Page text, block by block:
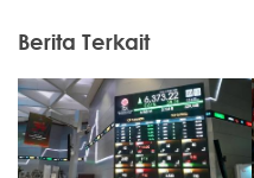
Berita Terkait